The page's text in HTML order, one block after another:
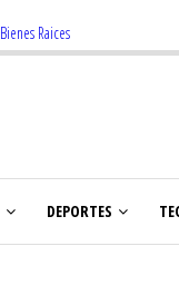
Bienes Raices
DEPORTES